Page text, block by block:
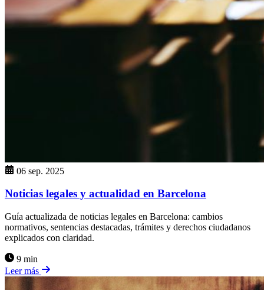
06 sep. 2025
Noticias legales y actualidad en Barcelona
Guía actualizada de noticias legales en Barcelona: cambios
normativos, sentencias destacadas, trámites y derechos ciudadanos
explicados con claridad.
9 min
Leer más